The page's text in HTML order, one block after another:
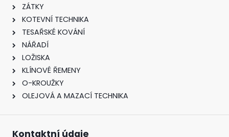
ZÁTKY
KOTEVNÍ TECHNIKA
TESAŘSKÉ KOVÁNÍ
NÁŘADÍ
LOŽISKA
KLÍNOVÉ ŘEMENY
O-KROUŽKY
OLEJOVÁ A MAZACÍ TECHNIKA
Kontaktní údaje